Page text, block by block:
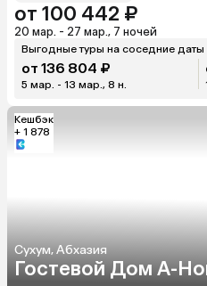
от 100 442 ₽
20 мар. - 27 мар., 7 ночей
Выгодные туры на соседние даты
от 136 804 ₽
5 мар. - 13 мар., 8 н.
Кешбэк
+ 1 878
Сухум, Абхазия
Гостевой Дом A-